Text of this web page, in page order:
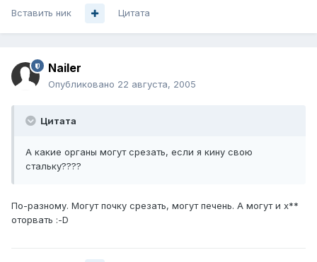
Вставить ник Цитата
Nailer
Опубликовано 22 августа, 2005
Цитата
А какие органы могут срезать, если я кину свою
стальку????
По-разному. Могут почку срезать, могут печень. А могут и х**
оторвать :-D